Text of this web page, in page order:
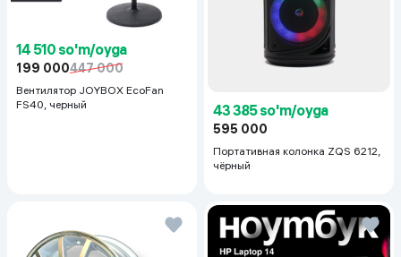
14 510 so'm/oyga
199 000447 000
Вентилятор JOYBOX EcoFan
FS40, черный
43 385 so'm/oyga
595 000
Портативная колонка ZQS 6212,
чёрный